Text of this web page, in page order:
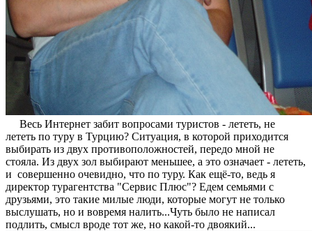
Весь Интернет забит вопросами туристов - лететь, не
лететь по туру в Турцию? Ситуация, в которой приходится
выбирать из двух противоположностей, передо мной не
стояла. Из двух зол выбирают меньшее, а это означает - лететь,
и совершенно очевидно, что по туру. Как ещё-то, ведь я
директор турагентства "Сервис Плюс"? Едем семьями с
друзьями, это такие милые люди, которые могут не только
выслушать, но и вовремя налить...Чуть было не написал
подлить, смысл вроде тот же, но какой-то двоякий...